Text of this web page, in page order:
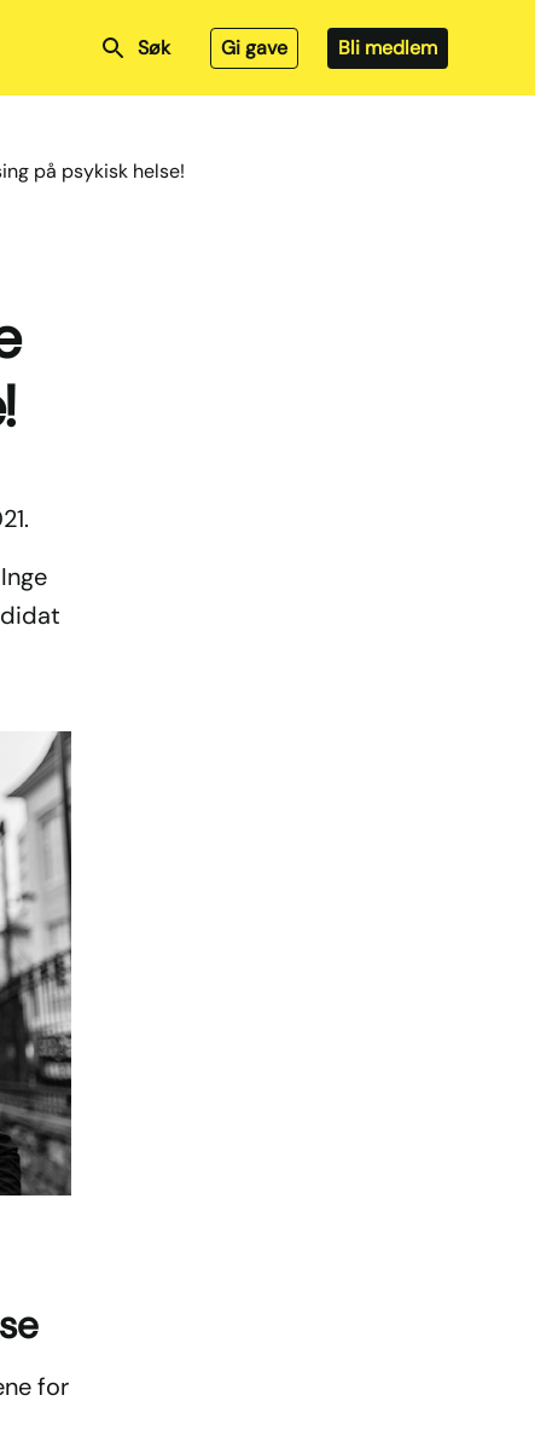
Søk Gi gave Bli medlem
på psykisk helse!
for